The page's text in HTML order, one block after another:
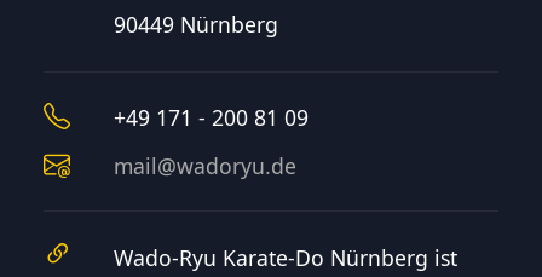
90449 Nürnberg
+49 171 - 200 81 09
mail@wadoryu.de
Wado-Ryu Karate-Do Nürnberg ist